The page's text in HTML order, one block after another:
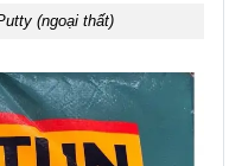
(ngoại thất)